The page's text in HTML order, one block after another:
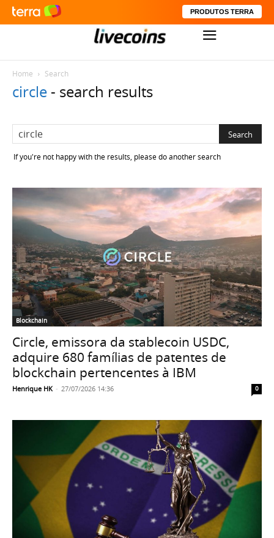
PRODUTOS TERRA
Home Search
circle - search results
If you're not happy with the results, please do another search
Blockchain
Circle, emissora da stablecoin USDC,
adquire 680 famílias de patentes de
blockchain pertencentes à IBM
Henrique HK - 27/07/2026 14:36 0